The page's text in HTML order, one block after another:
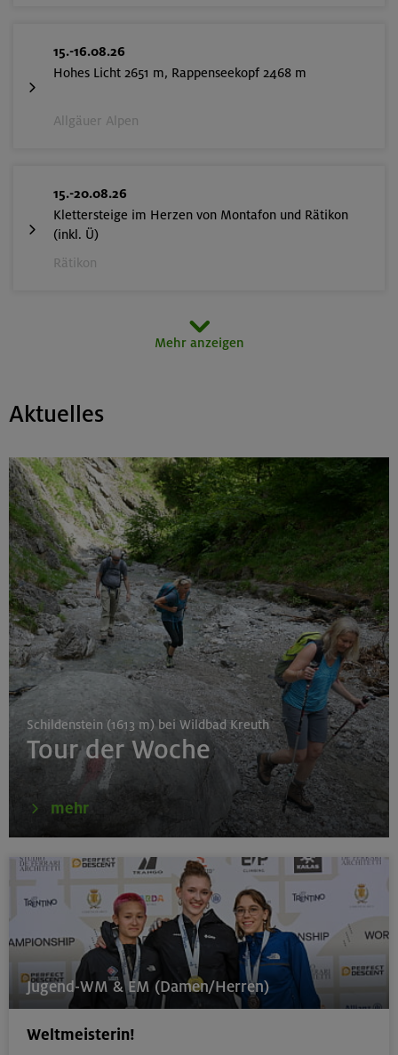
15.-16.08.26
Hohes Licht 2651 m, Rappenseekopf 2468 m
Allgäuer Alpen
15.-20.08.26
Klettersteige im Herzen von Montafon und Rätikon
(inkl. Ü)
Rätikon
Chiemgauer Alpen
17.-21.08.26
Kinderkletterkurs für Anfänger im Altmühltal
Südlicher Frankenjura
17./18./19.08.26
Grundkurs Klettern indoor
München
16.08.26
Karwendel-Runde
17.08.26
Klettertreff indoor
München
Mehr anzeigen
Aktuelles
Schildenstein (1613 m) bei Wildbad Kreuth
Tour der Woche
mehr
Jugend-WM & EM (Damen/Herren)
Weltmeisterin!